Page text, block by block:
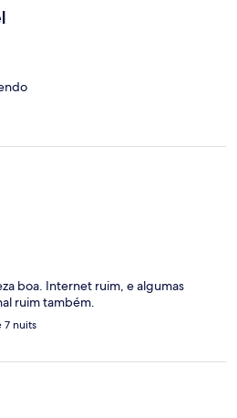
boa. Internet ruim, e algumas
ruim também.
7 nuits